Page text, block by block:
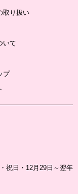
取り扱い
いて
プ
祝日・12月29日～翌年